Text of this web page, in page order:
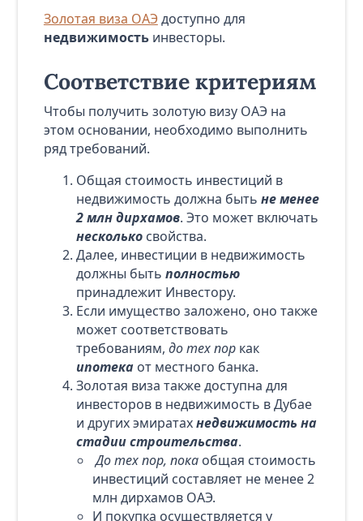
Золотая виза ОАЭ доступно для
недвижимостьинвесторы.
Соответствие критериям
Чтобы получить золотую визу ОАЭ на
этом основании, необходимо выполнить
ряд требований.
Общая стоимость инвестиций в
недвижимость должна быть не менее
2 млн дирхамов. Это может включать
несколькосвойства.
Далее, инвестиции в недвижимость
должны быть полностью
принадлежит Инвестору.
Если имущество заложено, оно также
может соответствовать
требованиям, до тех поркак
ипотекаот местного банка.
Золотая виза также доступна для
инвесторов в недвижимость в Дубае
и других эмиратахнедвижимость на
стадии строительства.
До тех пор, покаобщая стоимость
инвестиций составляет не менее 2
млн дирхамов ОАЭ.
И покупка осуществляется у